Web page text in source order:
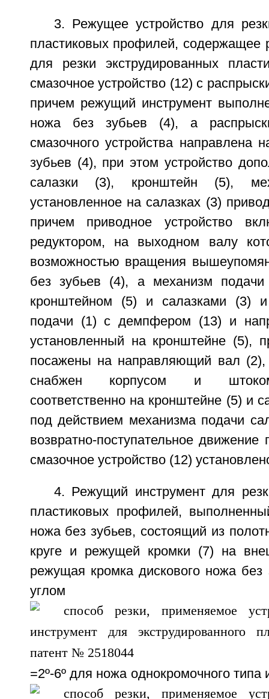
3. Режущее устройство для
пластиковых профилей, содержащее
для резки экструдированных
смазочное устройство (12) с
причем режущий инструмент
ножа без зубьев (4), а
смазочного устройства направлена
зубьев (4), при этом устройство
салазки (3), кронштейн (5),
установленное на салазках (3)
причем приводное устройство
редуктором, на выходном валу
возможностью вращения
без зубьев (4), а механизм
кронштейном (5) и салазками (3)
подачи (1) с демпфером (13) и
установленный на кронштейне (5),
посажены на направляющий вал
снабжен корпусом и
соответственно на кронштейне (5) и
под действием механизма подачи
возвратно-поступательное
смазочное устройство (12)
4. Режущий инструмент для
пластиковых профилей,
ножа без зубьев, состоящий из
круге и режущей кромки (7) на
режущая кромка дискового ножа
углом
=2º-6º для ножа однокромочного